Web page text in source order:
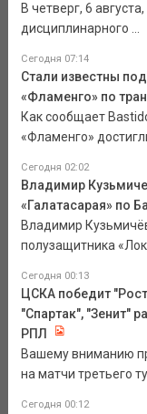
В четверг, 6
дисциплинарного ...
Сегодня 07:14
Стали известны
«Фламенго» по
Как сообщает
«Фламенго»
Сегодня 02:02
Владимир
«Галатасарая» по
Владимир
полузащитника
Сегодня 00:13
ЦСКА победит
"Спартак", "Зенит"
РПЛ
Вашему вниманию
на матчи третьего
Сегодня 00:12